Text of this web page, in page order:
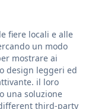
fiere locali e alle
un modo
mostrare ai
design leggeri ed
il loro
una soluzione
third-party